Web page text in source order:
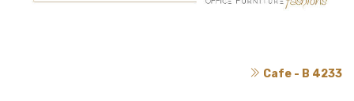
Cafe - B 4233